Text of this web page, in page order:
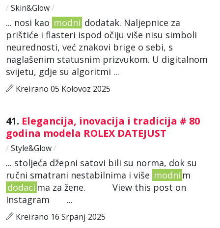
/ Skin&Glow/
... nosi kao modni dodatak. Naljepnice za
prištiće i flasteri ispod očiju više nisu simboli
neurednosti, već znakovi brige o sebi, s
naglašenim statusnim prizvukom. U digitalnom
svijetu, gdje su algoritmi ...
Kreirano 05 Kolovoz 2025
41. Elegancija, inovacija i tradicija # 80
godina modela ROLEX DATEJUST
/ Style&Glow/
... stoljeća džepni satovi bili su norma, dok su
ručni smatrani nestabilnima i više modni m
dodaci ma za žene. View this post on
Instagram ...
Kreirano 16 Srpanj 2025